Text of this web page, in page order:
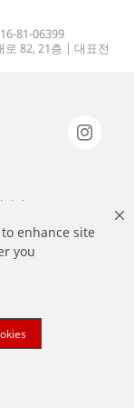
enhance site
you
81-06399
82, 21층 | 대표전
다.